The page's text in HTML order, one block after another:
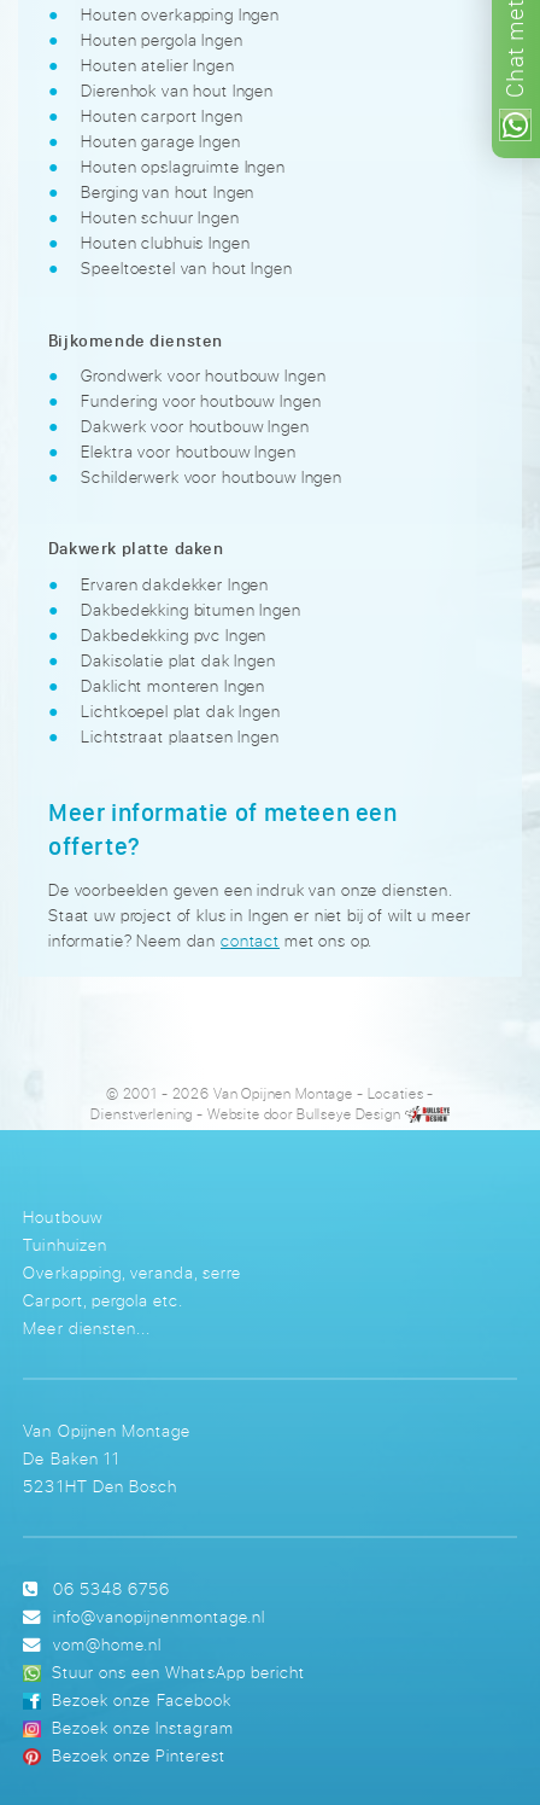
Chat
met
Houten overkapping Ingen
Houten pergola Ingen
Houten atelier Ingen
Dierenhok van hout Ingen
Houten carport Ingen
Houten garage Ingen
Houten opslagruimte Ingen
Berging van hout Ingen
Houten schuur Ingen
Houten clubhuis Ingen
Speeltoestel van hout Ingen
Bijkomende diensten
Grondwerk voor houtbouw Ingen
Fundering voor houtbouw Ingen
Dakwerk voor houtbouw Ingen
Elektra voor houtbouw Ingen
Schilderwerk voor houtbouw Ingen
Dakwerk platte daken
Ervaren dakdekker Ingen
Dakbedekking bitumen Ingen
Dakbedekking pvc Ingen
Dakisolatie plat dak Ingen
Daklicht monteren Ingen
Lichtkoepel plat dak Ingen
Lichtstraat plaatsen Ingen
Meer informatie of meteen een
offerte?
De voorbeelden geven een indruk van onze diensten.
Staat uw project of klus in Ingen er niet bij of wilt u meer
informatie? Neem dan contact met ons op.
© 2001 - 2026 Van Opijnen Montage - Locaties-
Dienstverlening - Website doorBullseye Design
Houtbouw
Tuinhuizen
Overkapping, veranda, serre
Carport, pergola etc.
Meer diensten...
Van Opijnen Montage
De Baken 11
5231HT Den Bosch
06 5348 6756
info@vanopijnenmontage.nl
vom@home.nl
Stuur ons een WhatsApp bericht
Bezoek onze Facebook
Bezoek onze Instagram
Bezoek onze Pinterest